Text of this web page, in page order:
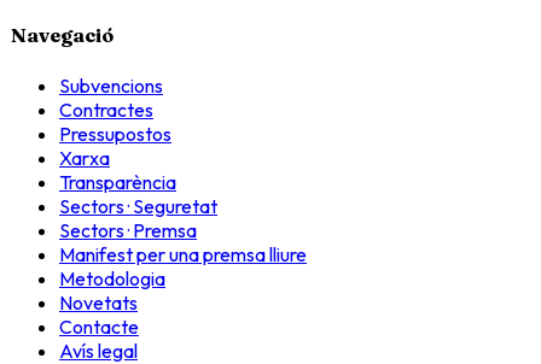
Navegació
Subvencions
Contractes
Pressupostos
Xarxa
Transparència
Sectors · Seguretat
Sectors · Premsa
Manifest per una premsa lliure
Metodologia
Novetats
Contacte
Avís legal